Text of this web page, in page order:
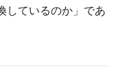
しているのか」であ